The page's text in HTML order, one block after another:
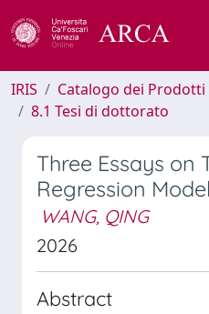
IRIS Catalogo dei Prodotti
8.1 Tesi di dottorato
Three Essays on
Regression
WANG, QING
2026
Abstract